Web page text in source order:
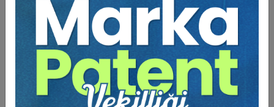
Bu kitap, bana en çok sorulan soruları yanıtlamak ve
herkesi bilgilendirmek amacıyla yazıldı.
Konular;
- Genel olarak yargıda güncel sorunlar
- Trafik kazalarında hukuka aykırı değişiklikler
- Trafik kazalarında görevli mahkeme
- Bilirkişilik Kanunu hakkında görüşler